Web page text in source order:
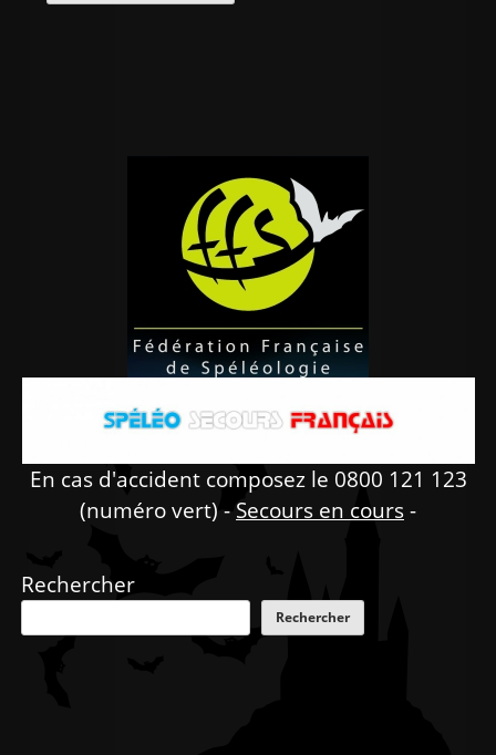
En cas d'accident composez le 0800 121 123
(numéro vert) - Secours en cours-
Rechercher
Rechercher